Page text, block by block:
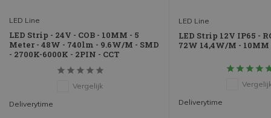
LED Line
LED Strip - 24V - COB - 10MM - 5
Meter - 48W - 740lm - 9.6W/M - SMD
- 2700K-6000K - 2PIN - CCT
Vergelijk
Deliverytime
LED Line
LED Strip 12V IP65 -
72W 14,4W/M - 10MM
Deliverytime